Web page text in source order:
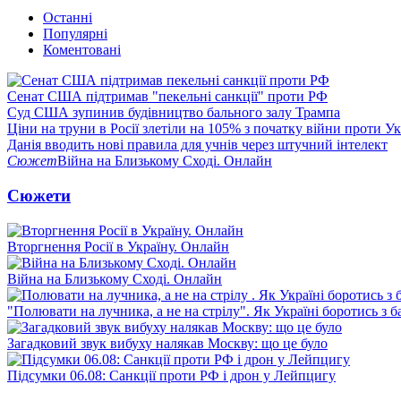
Останні
Популярні
Коментовані
Сенат США підтримав "пекельні санкції" проти РФ
Суд США зупинив будівництво бального залу Трампа
Ціни на труни в Росії злетіли на 105% з початку війни проти
Данія вводить нові правила для учнів через штучний інтелект
СюжетВійна на Близькому Сході. Онлайн
Сюжети
Вторгнення Росії в Україну. Онлайн
Війна на Близькому Сході. Онлайн
"Полювати на лучника, а не на стрілу". Як Україні боротись з
Загадковий звук вибуху налякав Москву: що це було
Підсумки 06.08: Санкції проти РФ і дрон у Лейпцигу